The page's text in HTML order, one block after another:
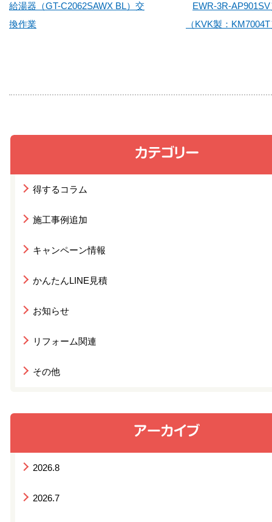
得するコラム
施工事例追加
キャンペーン情報
かんたんLINE見積
お知らせ
リフォーム関連
その他
2026.8
2026.7
給湯器（GT-C2062SAWX BL）交
換作業
EWR-3R-
（KVK製：